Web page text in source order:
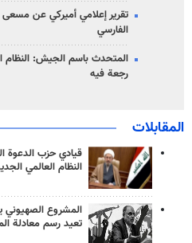
تقرير إعلامي أميركي عن مسعى
الفارسي
المتحدث باسم الجيش: النظام
رجعة فيه
المقابلات
قيادي حزب الدعوة
النظام العالمي
المشروع الصهيوني
تعيد رسم معادلة